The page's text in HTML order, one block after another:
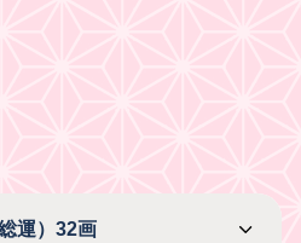
運）32画